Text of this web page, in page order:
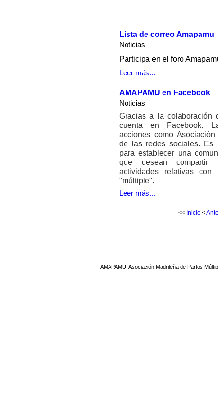
Lista de correo Amapamu
Noticias
Participa en el foro
Leer más...
AMAPAMU en Facebook
Noticias
Gracias a la colaboración
cuenta en Facebook.
acciones como
de las redes sociales. Es
para establecer una
que desean compartir
actividades relativas
"múltiple".
Leer más...
<< Inicio <
AMAPAMU, Asociación Madrileña de Partos